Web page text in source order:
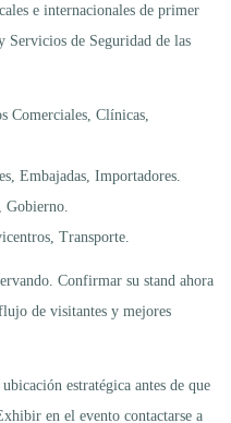
e internacionales de primer
Servicios de Seguridad de las
Comerciales, Clínicas,
Embajadas, Importadores.
Gobierno.
Transporte.
Confirmar su stand ahora
de visitantes y mejores
estratégica antes de que
en el evento contactarse a